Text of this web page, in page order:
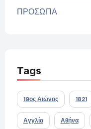
ΠΡΟΣΩΠΑ
Tags
19ος Αιώνας 1821
Αγγλία Αθήνα